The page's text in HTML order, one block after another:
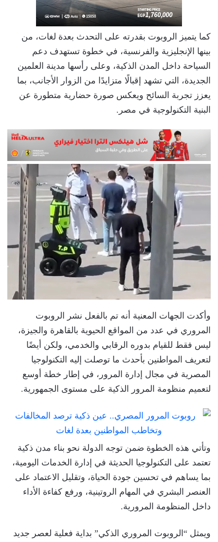
كما يتميز الروبوت بقدرته على التحدث بعدة لغات، من
بينها الإنجليزية والفرنسية، في خطوة تستهدف دعم
السياحة داخل المدن الذكية، وعلى رأسها مدينة العلمين
الجديدة، التي تشهد إقبالًا متزايدًا من الزوار الأجانب، بما
يعزز تجربة السائح ويعكس صورة حضارية متطورة عن
البنية التكنولوجية في مصر.
وأكدت الجهات المعنية أنه تم بالفعل نشر الروبوت
المروري في عدد من المواقع الحيوية بالقاهرة والجيزة،
ليس فقط للقيام بدوره الرقابي والخدمي، ولكن أيضًا
لتعريف المواطنين بأحدث ما توصلت إليه التكنولوجيا
المصرية في مجال إدارة المرور، في إطار خطة أوسع
لتعميم منظومة المرور الذكية على مستوى الجمهورية.
وتأتي هذه الخطوة ضمن توجه الدولة نحو بناء مدن ذكية
تعتمد على التكنولوجيا الحديثة في إدارة الخدمات اليومية،
بما يساهم في تحسين جودة الحياة، وتقليل الاعتماد على
العنصر البشري في المهام الروتينية، ورفع كفاءة الأداء
داخل المنظومة المرورية.
ويمثل “الروبوت المروري الذكي” بداية فعلية لعصر جديد